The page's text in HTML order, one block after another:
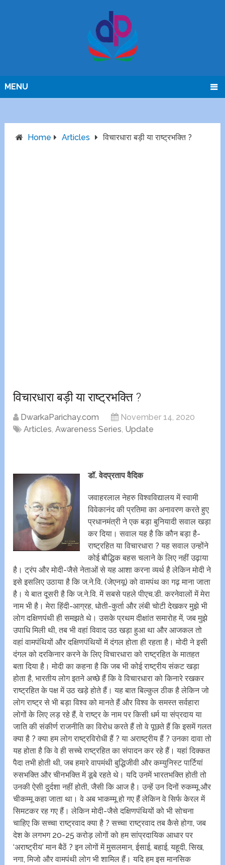
MENU
Home Articles विचारधारा बड़ी या राष्ट्रभक्ति ?
विचारधारा बड़ी या राष्ट्रभक्ति ?
DwarkaParichay.com
November 14, 2020
Articles,Awareness Series, Update
डॉ. वेदप्रताप वैदिक
जवाहरलाल नेहरु विश्वविद्यालय में स्वामी
विवेकानंद की प्रतिमा का अनावरण करते हुए
प्रधानमंत्री ने एक बड़ा बुनियादी सवाल खड़ा
कर दिया। सवाल यह है कि कौन बड़ा है-
राष्ट्रहित या विचारधारा ? यह सवाल उन्होंने
कोई बौद्धिक बहस चलाने के लिए नहीं उढ़ाया
है। ट्रंप और मोदी-जैसे नेताओं से यह आशा करना व्यर्थ है लेकिन मोदी ने
इसे इसलिए उठाया है कि ज.ने.वि. (जेएनयू) को वामपंथ का गढ़ माना जाता
है। ये बात दूसरी है कि ज.ने.वि. में सबसे पहले पीएच.डी. करनेवालों में मेरा
नाम भी है। मेरा हिंदी-आग्रह, धोती-कुर्ता और लंबी चोटी देखकर मुझे भी
लोग दक्षिणपंथी ही समझते थे। उसके प्रथम दीक्षांत समारोह में, जब मुझे
उपाधि मिली थी, तब भी वहां विवाद उठ खड़ा हुआ था और आजकल तो
वहां वामपंथियों और दक्षिणपंथियों में दंगल होता ही रहता है। मोदी ने इसी
दंगल को दरकिनार करने के लिए विचारधारा को राष्ट्रहित के मातहत
बता दिया है। मोदी का कहना है कि जब भी कोई राष्ट्रीय संकट खड़ा
होता है, भारतीय लोग इतने अच्छे हैं कि वे विचारधारा को किनारे रखकर
राष्ट्रहित के पक्ष में उठ खड़े होते हैं। यह बात बिल्कुल ठीक है लेकिन जो
लोग राष्ट्र से भी बड़ा विश्व को मानते हैं और विश्व के समस्त सर्वहारा
लोगों के लिए लड़ रहे हैं, वे राष्ट्र के नाम पर किसी धर्म या संप्रदाय या
जाति की संकीर्ण राजनीति का विरोध करते हैं तो वे पूछते हैं कि इसमें गलत
क्या है ? क्या हम लोग राष्ट्रविरोधी हैं ? या अराष्ट्रीय हैं ? उनका दावा तो
यह होता है कि वे ही सच्चे राष्ट्रहित का संपादन कर रहे हैं। यहां दिक्कत
पैदा तभी होती थी, जब हमारे वापमंथी बुद्धिजीवी और कम्युनिस्ट पार्टियां
रुसभक्ति और चीनभक्ति में डूबे रहते थे। यदि उनमें भारतभक्ति होती तो
उनकी ऐसी दुर्दशा नहीं होती, जैसी कि आज है। उन्हें उन दिनों रुकम्मू और
चीकम्मू कहा जाता था। वे अब भाकम्मू हो गए हैं लेकिन वे सिर्फ केरल में
सिमटकर रह गए हैं। लेकिन मोदी-जैसे दक्षिणपंथियों को भी सोचना
चाहिए कि सच्चा राष्ट्रवाद क्या है ? सच्चा राष्ट्रवाद तब कैसे होगा, जब
देश के लगभग 20-25 करोड़ लोगों को हम सांप्रदायिक आधार पर
‘अराष्ट्रीय’ मान बैठें ? इन लोगों में मुसलमान, ईसाई, बहाई, यहूदी, सिख,
नगा, मिजो और वामपंथी लोग भी शामिल हैं। यदि हम इस मानसिक